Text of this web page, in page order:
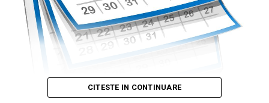
CITESTE IN CONTINUARE